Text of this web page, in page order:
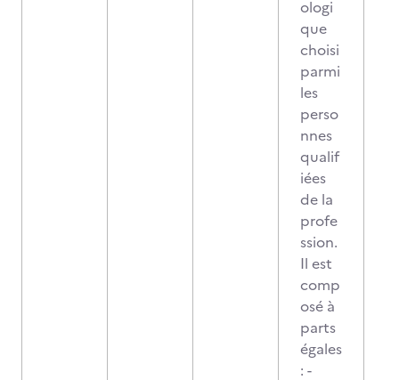
ologi
que
choisi
parmi
les
perso
nnes
qualif
iées
de la
profe
ssion.
Il est
comp
osé à
parts
égales
: -